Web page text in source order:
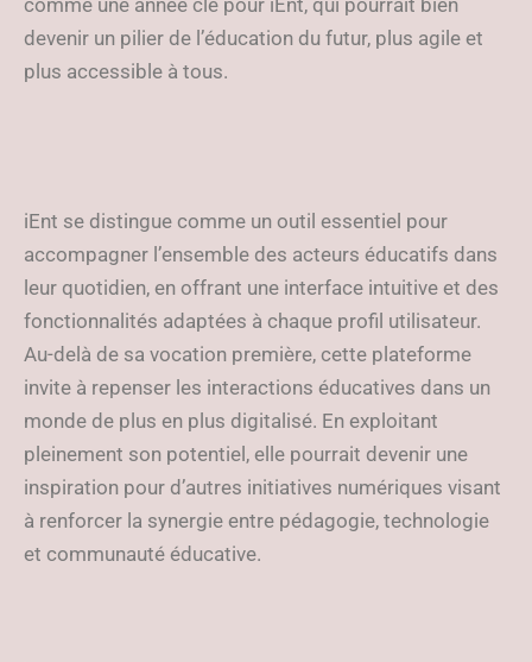
devenir un pilier de l’éducation du futur, plus agile et
plus accessible à tous.
iEnt se distingue comme un outil essentiel pour
accompagner l’ensemble des acteurs éducatifs dans
leur quotidien, en offrant une interface intuitive et des
fonctionnalités adaptées à chaque profil utilisateur.
Au-delà de sa vocation première, cette plateforme
invite à repenser les interactions éducatives dans un
monde de plus en plus digitalisé. En exploitant
pleinement son potentiel, elle pourrait devenir une
inspiration pour d’autres initiatives numériques visant
à renforcer la synergie entre pédagogie, technologie
et communauté éducative.